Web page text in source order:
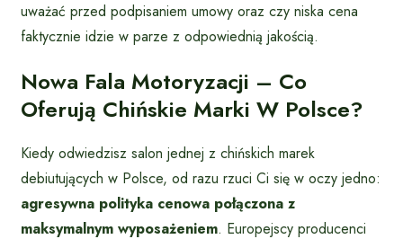
uważać przed podpisaniem umowy oraz czy niska cena
faktycznie idzie w parze z odpowiednią jakością.
Nowa Fala Motoryzacji – Co
Oferują Chińskie Marki W Polsce?
Kiedy odwiedzisz salon jednej z chińskich marek
debiutujących w Polsce, od razu rzuci Ci się w oczy jedno:
agresywna polityka cenowa połączona z
maksymalnym wyposażeniem. Europejscy producenci